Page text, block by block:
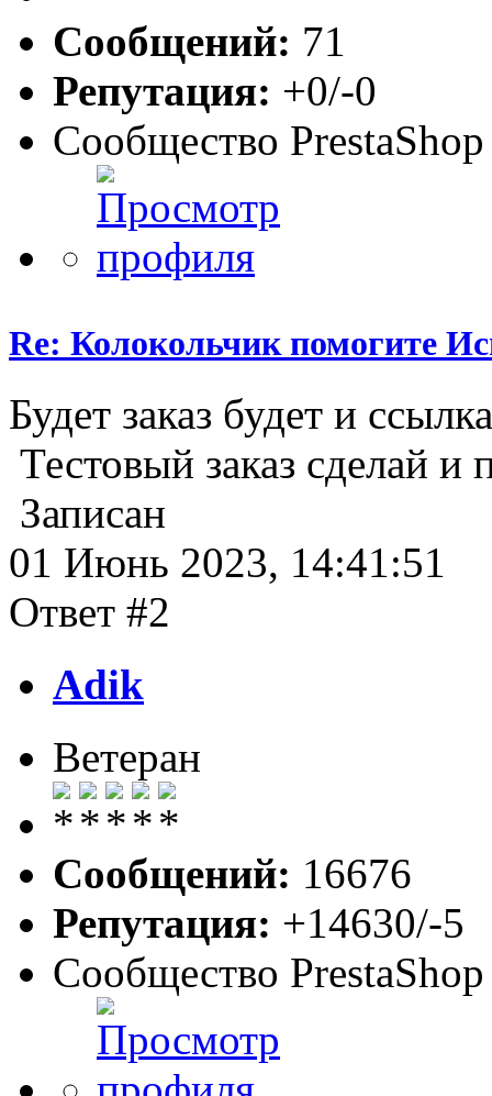
Сообщений: 71
Репутация: +0/-0
Сообщество PrestaShop
Re: Колокольчик помогите
Будет заказ будет и
Тестовый заказ сделай и
Записан
01 Июнь 2023, 14:41:51
Ответ #2
Adik
Ветеран
Сообщений: 16676
Репутация: +14630/-5
Сообщество PrestaShop